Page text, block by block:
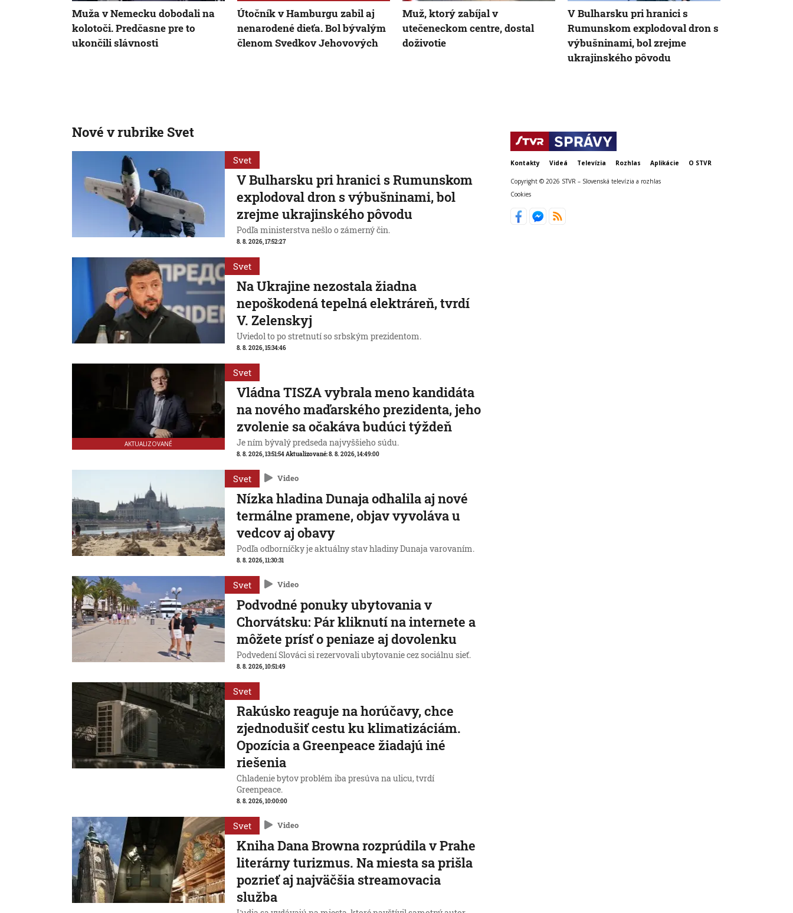
Muža v Nemecku dobodali na
kolotoči. Predčasne pre to
ukončili slávnosti
Útočník v Hamburgu zabil aj
nenarodené dieťa. Bol bývalým
členom Svedkov Jehovových
Muž, ktorý zabíjal v
utečeneckom centre, dostal
doživotie
V Bulharsku pri hranici s
Rumunskom explodoval dron s
výbušninami, bol zrejme
ukrajinského pôvodu
Nové v rubrike Svet
Svet
V Bulharsku pri hranici s Rumunskom
explodoval dron s výbušninami, bol
zrejme ukrajinského pôvodu
Podľa ministerstva nešlo o zámerný čin.
8. 8. 2026, 17:52:27
Svet
Na Ukrajine nezostala žiadna
nepoškodená tepelná elektráreň, tvrdí
V. Zelenskyj
Uviedol to po stretnutí so srbským prezidentom.
8. 8. 2026, 15:34:46
AKTUALIZOVANÉ
Svet
Vládna TISZA vybrala meno kandidáta
na nového maďarského prezidenta, jeho
zvolenie sa očakáva budúci týždeň
Je ním bývalý predseda najvyššieho súdu.
8. 8. 2026, 13:51:54Aktualizované:8. 8. 2026, 14:49:00
Svet Video
Nízka hladina Dunaja odhalila aj nové
termálne pramene, objav vyvoláva u
vedcov aj obavy
Podľa odborníčky je aktuálny stav hladiny Dunaja varovaním.
8. 8. 2026, 11:30:31
Svet Video
Podvodné ponuky ubytovania v
Chorvátsku: Pár kliknutí na internete a
môžete prísť o peniaze aj dovolenku
Podvedení Slováci si rezervovali ubytovanie cez sociálnu sieť.
8. 8. 2026, 10:51:49
Svet
Rakúsko reaguje na horúčavy, chce
zjednodušiť cestu ku klimatizáciám.
Opozícia a Greenpeace žiadajú iné
riešenia
Chladenie bytov problém iba presúva na ulicu, tvrdí
Greenpeace.
8. 8. 2026, 10:00:00
Svet Video
Kniha Dana Browna rozprúdila v Prahe
literárny turizmus. Na miesta sa prišla
pozrieť aj najväčšia streamovacia
služba
Kontakty Videá Televízia Rozhlas Aplikácie O STVR
Copyright © 2026 STVR – Slovenská televízia a rozhlas
Cookies